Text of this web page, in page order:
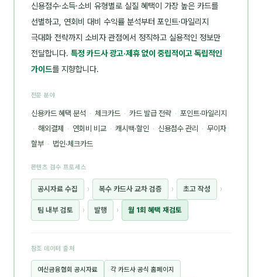
신용점수·소득·소비 유형별로 실질 혜택이 가장 높은 카드를
선별하고, 연회비 대비 수익률 분석부터 포인트·마일리지
극대화 전략까지 소비자 관점에서 정직하고 실용적인 정보만
전달합니다. 특정 카드사 광고·제휴 없이 중립적이고 독립적인
가이드를 지향합니다.
전문 분야
신용카드 혜택 분석 · 체크카드 · 카드 발급 전략 · 포인트·마일리지
· 해외결제 · 연회비 비교 · 캐시백·할인 · 신용점수 관리 · 무이자
할부 · 법인·체크카드
콘텐츠 검수 프로세스
공시자료 수집 › 복수 카드사 교차 검증 › 초고 작성 ›
팀 내부 검토 › 발행 › 월 1회 혜택 재검토
참조 데이터 출처
여신금융협회 공시자료 각 카드사 공식 홈페이지